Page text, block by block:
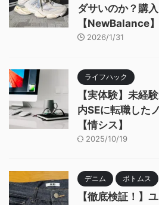
ダサいのか？購
【NewBalance】
2026/1/31
ライフハック
【実体験】未経
内SEに転職した
【情シス】
2025/10/19
デニム ボトムス
【徹底検証！】